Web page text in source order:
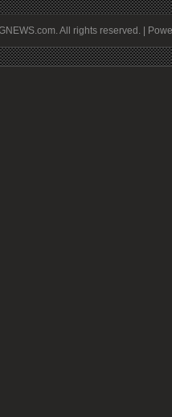
All rights reserved. |